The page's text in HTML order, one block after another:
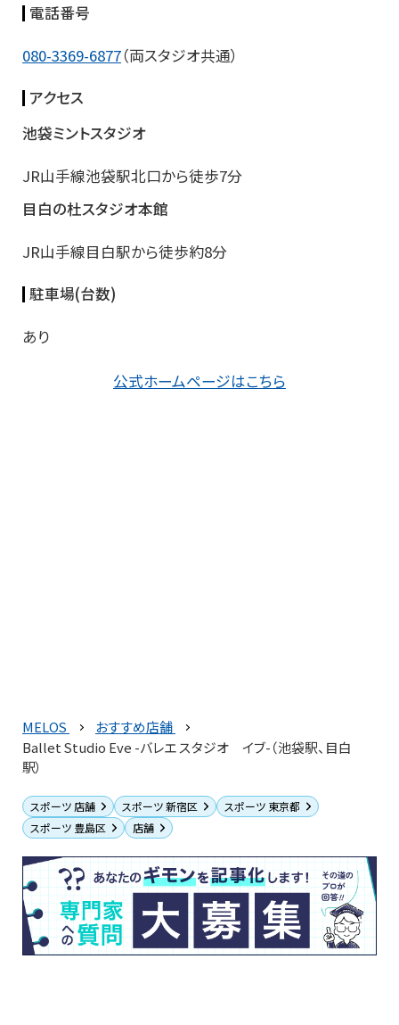
電話番号
080-3369-6877（両スタジオ共通）
アクセス
池袋ミントスタジオ
JR山手線池袋駅北口から徒歩7分
目白の杜スタジオ本館
JR山手線目白駅から徒歩約8分
駐車場(台数)
あり
公式ホームページはこちら
MELOS
おすすめ店舗
Ballet Studio Eve -バレエ スタジオ イブ-（池袋駅、目白
駅）
スポーツ 店舗 スポーツ 新宿区
スポーツ 東京都
スポーツ 豊島区
店舗